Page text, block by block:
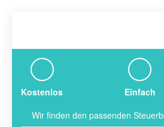
Kostenlos Einfach
Wir finden den passenden